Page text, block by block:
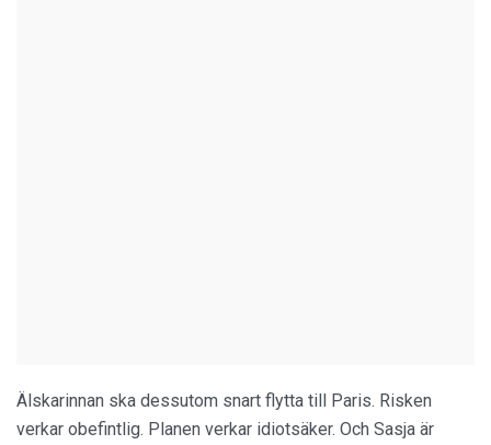
Älskarinnan ska dessutom snart flytta till Paris. Risken
verkar obefintlig. Planen verkar idiotsäker. Och Sasja är